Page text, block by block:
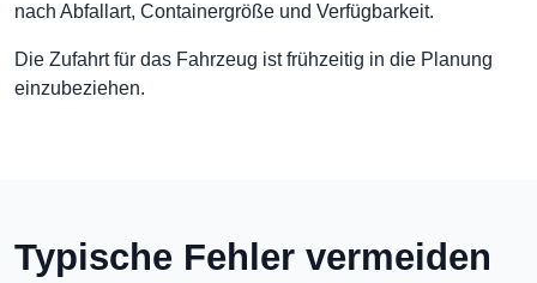
nach Abfallart, Containergröße und Verfügbarkeit.
Die Zufahrt für das Fahrzeug ist frühzeitig in die Planung
einzubeziehen.
Typische Fehler vermeiden